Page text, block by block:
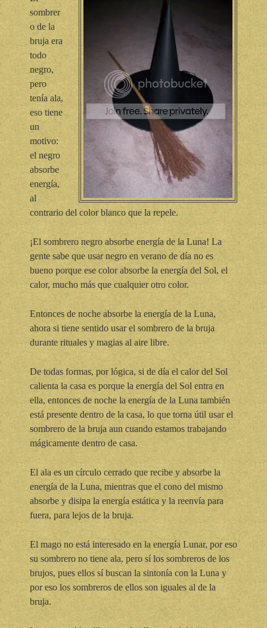
sombrer
o de la
bruja era
todo
negro,
pero
tenía ala,
eso tiene
un
motivo:
el negro
absorbe
energía,
al
contrario del color blanco que la repele.
¡El sombrero negro absorbe energía de la Luna! La
gente sabe que usar negro en verano de día no es
bueno porque ese color absorbe la energía del Sol, el
calor, mucho más que cualquier otro color.
Entonces de noche absorbe la energía de la Luna,
ahora si tiene sentido usar el sombrero de la bruja
durante rituales y magias al aire libre.
De todas formas, por lógica, si de día el calor del Sol
calienta la casa es porque la energía del Sol entra en
ella, entonces de noche la energía de la Luna también
está presente dentro de la casa, lo que torna útil usar el
sombrero de la bruja aun cuando estamos trabajando
mágicamente dentro de casa.
El ala es un círculo cerrado que recibe y absorbe la
energía de la Luna, mientras que el cono del mismo
absorbe y disipa la energía estática y la reenvía para
fuera, para lejos de la bruja.
El mago no está interesado en la energía Lunar, por eso
su sombrero no tiene ala, pero sí los sombreros de los
brujos, pues ellos sí buscan la sintonía con la Luna y
por eso los sombreros de ellos son iguales al de la
bruja.